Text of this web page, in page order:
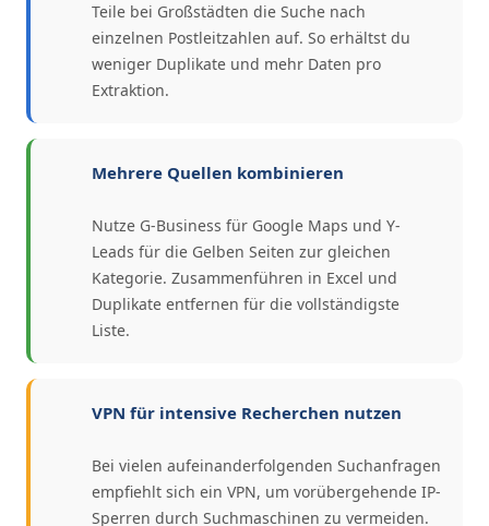
Teile bei Großstädten die Suche nach
einzelnen Postleitzahlen auf. So erhältst du
weniger Duplikate und mehr Daten pro
Extraktion.
Mehrere Quellen kombinieren
Nutze G-Business für Google Maps und Y-
Leads für die Gelben Seiten zur gleichen
Kategorie. Zusammenführen in Excel und
Duplikate entfernen für die vollständigste
Liste.
VPN für intensive Recherchen nutzen
Bei vielen aufeinanderfolgenden Suchanfragen
empfiehlt sich ein VPN, um vorübergehende IP-
Sperren durch Suchmaschinen zu vermeiden.